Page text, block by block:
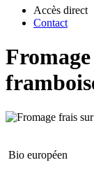
Accès direct
Contact
Bio européen